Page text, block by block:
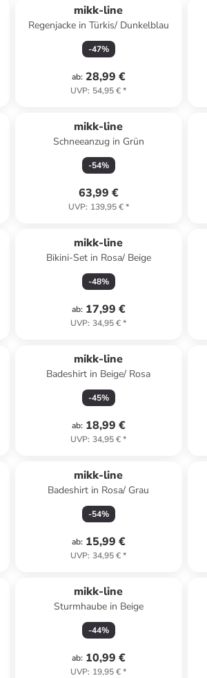
mikk-line
Regenjacke in Türkis/ Dunkelblau
-47%
ab: 28,99 €
UVP: 54,95 €*
mikk-line
Schneeanzug in Grün
-54%
63,99 €
UVP: 139,95 €*
mikk-line
Bikini-Set in Rosa/ Beige
-48%
ab: 17,99 €
UVP: 34,95 €*
mikk-line
Badeshirt in Beige/ Rosa
-45%
ab: 18,99 €
UVP: 34,95 €*
mikk-line
Badeshirt in Rosa/ Grau
-54%
ab: 15,99 €
UVP: 34,95 €*
mikk-line
Sturmhaube in Beige
-44%
ab: 10,99 €
UVP: 19,95 €*